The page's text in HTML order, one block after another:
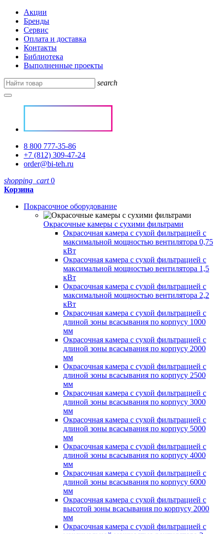
Акции
Бренды
Сервис
Оплата и доставка
Контакты
Библиотека
Выполненные проекты
search
8 800 777-35-86
+7 (812) 309-47-24
order@bi-teh.ru
shopping_cart 0
Корзина
Покрасочное оборудование
Окрасочные камеры с сухими фильтрами
Окрасочная камера с сухой фильтрацией с
максимальной мощностью вентилятора 0,75
кВт
Окрасочная камера с сухой фильтрацией с
максимальной мощностью вентилятора 1,5
кВт
Окрасочная камера с сухой фильтрацией с
максимальной мощностью вентилятора 2,2
кВт
Окрасочная камера с сухой фильтрацией с
длиной зоны всасывания по корпусу 1000
мм
Окрасочная камера с сухой фильтрацией с
длиной зоны всасывания по корпусу 2000
мм
Окрасочная камера с сухой фильтрацией с
длиной зоны всасывания по корпусу 2500
мм
Окрасочная камера с сухой фильтрацией с
длиной зоны всасывания по корпусу 3000
мм
Окрасочная камера с сухой фильтрацией с
длиной зоны всасывания по корпусу 5000
мм
Окрасочная камера с сухой фильтрацией с
длиной зоны всасывания по корпусу 4000
мм
Окрасочная камера с сухой фильтрацией с
длиной зоны всасывания по корпусу 6000
мм
Окрасочная камера с сухой фильтрацией с
высотой зоны всасывания по корпусу 2000
мм
Окрасочная камера с сухой фильтрацией с